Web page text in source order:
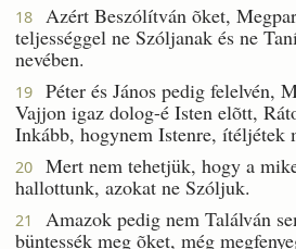
18
Azért Beszólítván õket,
teljességgel ne Szóljanak és ne
nevében.
19
Péter és János pedig felelvén,
Vajjon igaz dolog-é Isten elõtt,
Inkább, hogynem Istenre, ítéljétek
20
Mert nem tehetjük, hogy a
hallottunk, azokat ne Szóljuk.
21
Amazok pedig nem Találván
büntessék meg õket, még